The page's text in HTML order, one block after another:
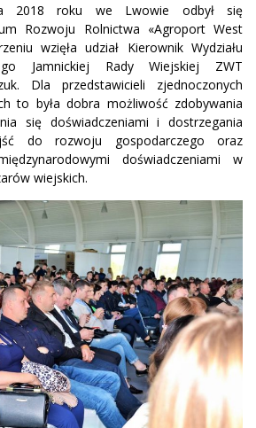
2018 roku we Lwowie odbył się
Rozwoju Rolnictwa «Agroport West
wzięła udział Kierownik Wydziału
Jamnickiej Rady Wiejskiej ZWT
Dla przedstawicieli zjednoczonych
to była dobra możliwość zdobywania
się doświadczeniami i dostrzegania
do rozwoju gospodarczego oraz
doświadczeniami w
wiejskich.